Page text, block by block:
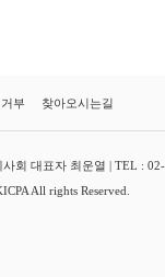
부 찾아오시는길
회 대표자 최운열 | TEL :
All rights Reserved.